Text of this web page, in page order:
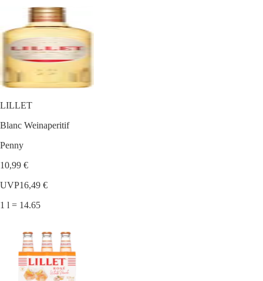
LILLET
Blanc Weinaperitif
Penny
10,99 €
UVP16,49 €
1 l = 14.65